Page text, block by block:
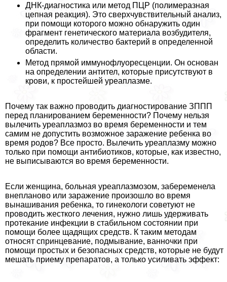
ДНК-диагностика или метод ПЦР (полимеразная
цепная реакция). Это сверхчувствительный анализ,
при помощи которого можно обнаружить один
фрагмент генетического материала возбудителя,
определить количество бактерий в определенной
области.
Метод прямой иммунофлуоресценции. Он основан
на определении антител, которые присутствуют в
крови, к простейшей уреаплазме.
Почему так важно проводить диагностирование ЗППП
перед планированием беременности? Почему нельзя
вылечить уреаплазмоз во время беременности и тем
самим не допустить возможное заражение ребенка во
время родов? Все просто. Вылечить уреаплазму можно
только при помощи антибиотиков, которые, как известно,
не выписываются во время беременности.
Если женщина, больная уреаплазмозом, забеременела
внепланово или заражение произошло во время
вынашивания ребенка, то гинекологи советуют не
проводить жесткого лечения, нужно лишь удерживать
протекание инфекции в стабильном состоянии при
помощи более щадящих средств. К таким методам
относят спринцевание, подмывание, ванночки при
помощи простых и безопасных средств, которые не будут
мешать приему препаратов, а только усиливать эффект: